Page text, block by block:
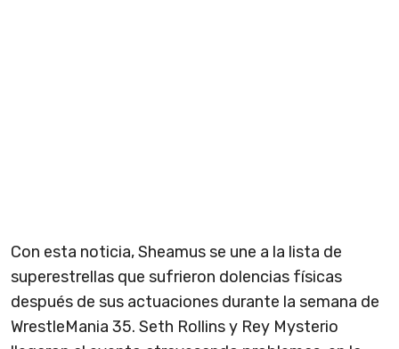
Con esta noticia, Sheamus se une a la lista de
superestrellas que sufrieron dolencias físicas
después de sus actuaciones durante la semana de
WrestleMania 35. Seth Rollins y Rey Mysterio